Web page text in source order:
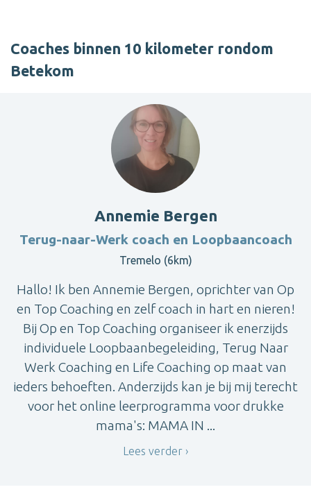
Coaches binnen 10 kilometer rondom
Betekom
Annemie Bergen
Terug-naar-Werk coach en Loopbaancoach
Tremelo (6km)
Hallo! Ik ben Annemie Bergen, oprichter van Op
en Top Coaching en zelf coach in hart en nieren!
Bij Op en Top Coaching organiseer ik enerzijds
individuele Loopbaanbegeleiding, Terug Naar
Werk Coaching en Life Coaching op maat van
ieders behoeften. Anderzijds kan je bij mij terecht
voor het online leerprogramma voor drukke
mama's: MAMA IN ...
Lees verder